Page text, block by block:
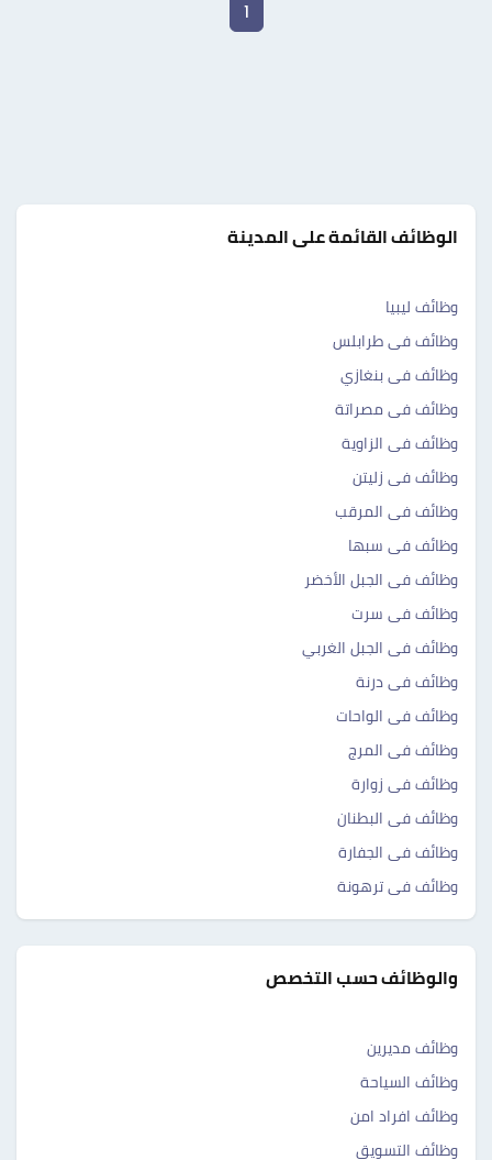
1
الوظائف القائمة على المدينة
وظائف ليبيا
وظائف فى طرابلس
وظائف فى بنغازي
وظائف فى مصراتة
وظائف فى الزاوية
وظائف فى زليتن
وظائف فى المرقب
وظائف فى سبها
وظائف فى الجبل الأخضر
وظائف فى سرت
وظائف فى الجبل الغربي
وظائف فى درنة
وظائف فى الواحات
وظائف فى المرج
وظائف فى زوارة
وظائف فى البطنان
وظائف فى الجفارة
وظائف فى ترهونة
والوظائف حسب التخصص
وظائف مديرين
وظائف السياحة
وظائف افراد امن
وظائف التسويق